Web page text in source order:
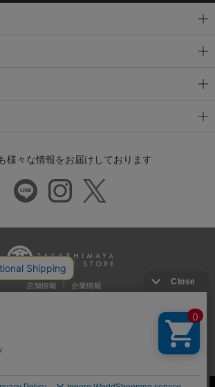
様々な情報をお届けしております
店舗情報 企業情報
定商取引法に基づく表示
プライバシーポリシー
者提供について
ウェブアクセシビリティ方針